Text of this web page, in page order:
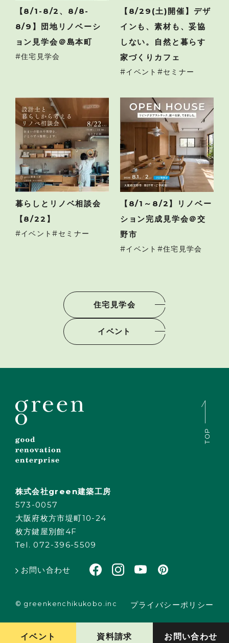
【8/1-8/2、8/8-
8/9】団地リノベーシ
ョン見学会＠島本町
住宅見学会
【8/29(土)開催】デザ
インも、素材も、妥協
しない。自然と暮らす
家づくりカフェ
イベント セミナー
暮らしとリノベ相談会
【8/22】
イベント セミナー
【8/1～8/2】リノベー
ション完成見学会＠交
野市
イベント 住宅見学会
住宅見学会
イベント
イベント 資料請求 お問い合わせ
株式会社green建築工房
573-0057
大阪府枚方市堤町10-24
枚方鍵屋別館4F
Tel. 072-396-5509
お問い合わせ
© greenkenchikukobo.inc プライバシーポリシー
TOP